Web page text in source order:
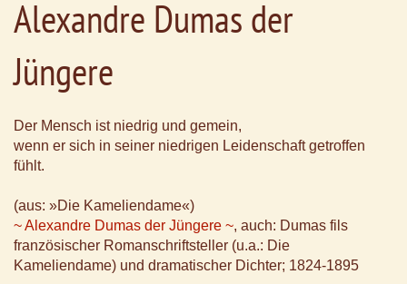
Alexandre Dumas der
Jüngere
Der Mensch ist niedrig und gemein,
wenn er sich in seiner niedrigen Leidenschaft getroffen
fühlt.
(aus: »Die Kameliendame«)
~ Alexandre Dumas der Jüngere ~, auch: Dumas fils
französischer Romanschriftsteller (u.a.: Die
Kameliendame) und dramatischer Dichter; 1824-1895